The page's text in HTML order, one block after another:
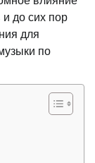
до сих пор
для
по